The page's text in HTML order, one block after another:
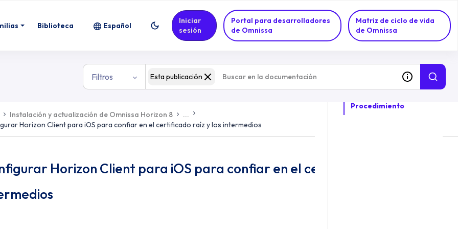
Biblioteca
Portal para desarrolladores
de Omnissa
Matriz de ciclo de vida
de Omnissa
Español
Iniciar
sesión
Filtros Esta publicación
confiar en el certificado raíz y los
Instalación y actualización de Omnissa Horizon 8
...
Horizon Client para iOS para confiar en el certificado raíz y los intermedios
Horizon Client para iOS para confiar en el certificado raíz y los
Procedimiento